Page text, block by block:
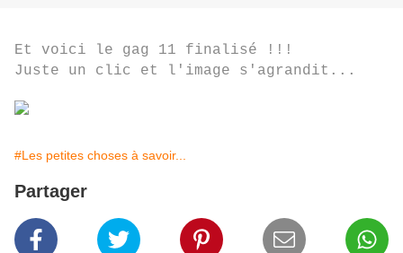
Et voici le gag 11 finalisé !!!
Juste un clic et l'image s'agrandit...
#Les petites choses à savoir...
Partager